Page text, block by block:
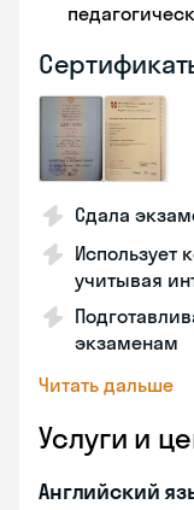
Сдала
Использует
учитывая
экзаменам
Читать дальше
Услуги и
Английский